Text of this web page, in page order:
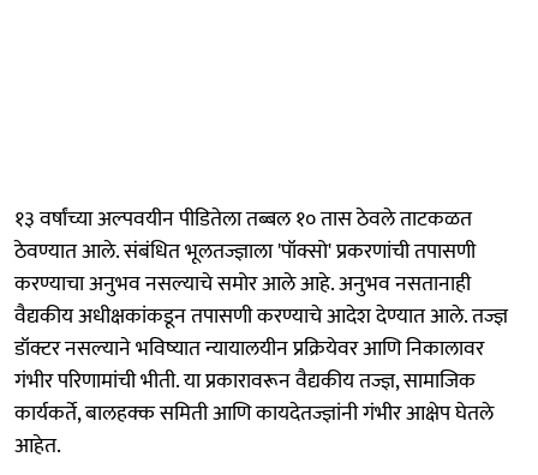
१३ वर्षांच्या अल्पवयीन पीडितेला तब्बल १० तास ठेवले ताटकळत
ठेवण्यात आले. संबंधित भूलतज्ज्ञाला 'पॉक्सो' प्रकरणांची तपासणी
करण्याचा अनुभव नसल्याचे समोर आले आहे. अनुभव नसतानाही
वैद्यकीय अधीक्षकांकडून तपासणी करण्याचे आदेश देण्यात आले. तज्ज्ञ
डॉक्टर नसल्याने भविष्यात न्यायालयीन प्रक्रियेवर आणि निकालावर
गंभीर परिणामांची भीती. या प्रकारावरून वैद्यकीय तज्ज्ञ, सामाजिक
कार्यकर्ते, बालहक्क समिती आणि कायदेतज्ज्ञांनी गंभीर आक्षेप घेतले
आहेत.